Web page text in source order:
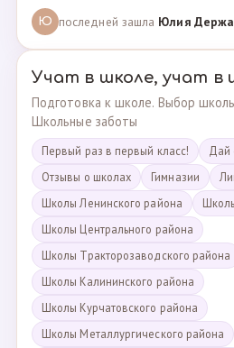
Ю последней зашла Юлия
Учат в школе, учат в
Подготовка к школе. Выбор
Школьные заботы
Первый раз в первый класс!
Дай
Отзывы о школах
Гимназии
Школы Ленинского района
Школы Центрального района
Школы Тракторозаводского района
Школы Калининского района
Школы Курчатовского района
Школы Металлургического района